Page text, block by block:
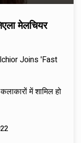
मेलचियर
Joins 'Fast
में शामिल हो